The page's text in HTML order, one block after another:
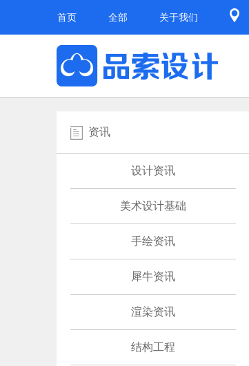
首页 全部 关于我们
资讯
设计资讯
美术设计基础
手绘资讯
犀牛资讯
渲染资讯
结构工程